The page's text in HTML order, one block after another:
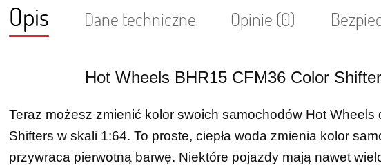
Opis Dane techniczne Opinie (0)
Hot Wheels BHR15 CFM36 Color
Teraz możesz zmienić kolor swoich samochodów Hot Wheels
Shifters w skali 1:64. To proste, ciepła woda zmienia kolor
przywraca pierwotną barwę. Niektóre pojazdy mają nawet